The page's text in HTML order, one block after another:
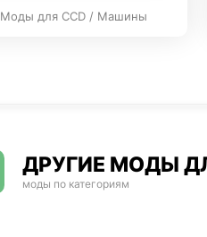
Моды для CCD / Машины
ДРУГИЕ МОДЫ
моды по категориям